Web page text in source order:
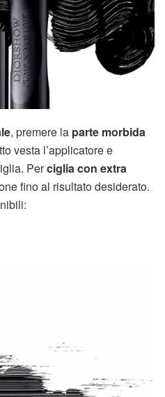
, premere la parte morbida
vesta l’applicatore e
Perciglia con extra
fino al risultato desiderato.